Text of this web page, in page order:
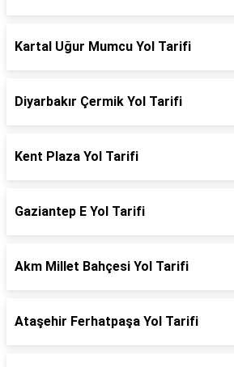
Kartal Uğur Mumcu Yol Tarifi
Diyarbakır Çermik Yol Tarifi
Kent Plaza Yol Tarifi
Gaziantep E Yol Tarifi
Akm Millet Bahçesi Yol Tarifi
Ataşehir Ferhatpaşa Yol Tarifi